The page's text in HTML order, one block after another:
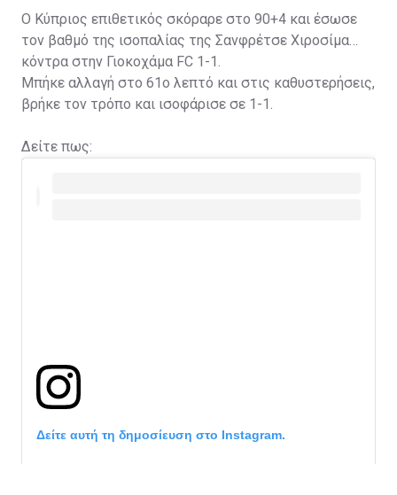
Ο Κύπριος επιθετικός σκόραρε στο 90+4 και έσωσε
τον βαθμό της ισοπαλίας της Σανφρέτσε Χιροσίμα
κόντρα στην Γιοκοχάμα FC 1-1.
Μπήκε αλλαγή στο 61ο λεπτό και στις καθυστερήσεις,
βρήκε τον τρόπο και ισοφάρισε σε 1-1.
Δείτε πως:
Δείτε αυτή τη δημοσίευση στο Instagram.